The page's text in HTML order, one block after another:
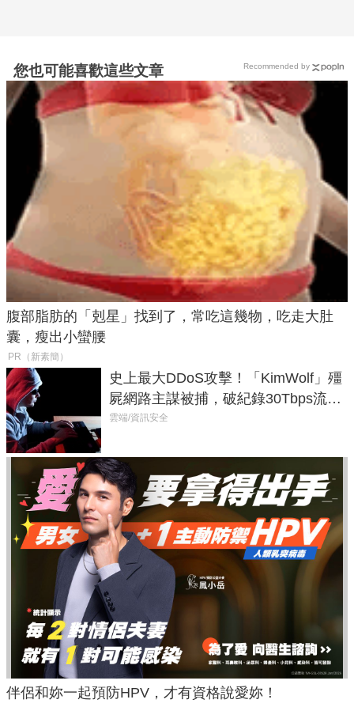
您也可能喜歡這些文章
腹部脂肪的「剋星」找到了，常吃這幾物，吃走大肚
囊，瘦出小蠻腰
PR（新素簡）
史上最大DDoS攻擊！「KimWolf」殭
屍網路主謀被捕，破紀錄30Tbps流量
癱瘓全球！
雲端/資訊安全
伴侶和妳一起預防HPV，才有資格說愛妳！
Recommended by